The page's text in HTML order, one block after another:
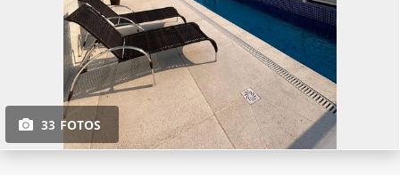
33 FOTOS